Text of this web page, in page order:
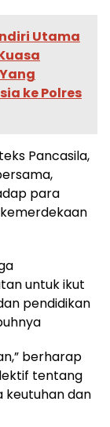
Utama
ke Polres
Pancasila,
para
untuk ikut
pendidikan
berharap
tentang
keutuhan dan